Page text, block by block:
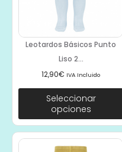
Leotardos Básicos Punto
Liso 2...
12,90€ IVA Incluido
Seleccionar
opciones